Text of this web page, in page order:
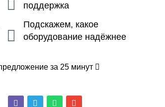
поддержка
Подскажем, какое
оборудование надёжнее
за 25 минут